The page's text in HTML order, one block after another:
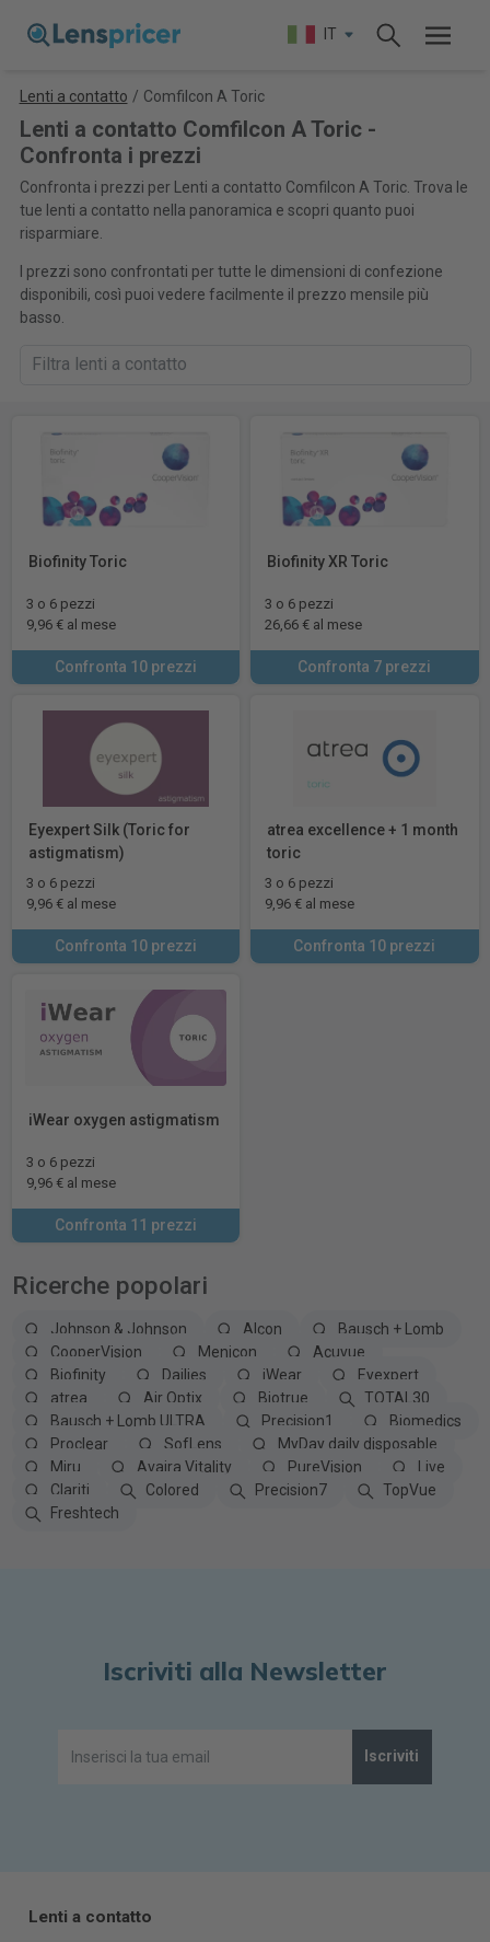
IT
Lenti a contatto / Comfilcon A Toric
Lenti a contatto Comfilcon A Toric -
Confronta i prezzi
Confronta i prezzi per Lenti a contatto Comfilcon A Toric. Trova le
tue lenti a contatto nella panoramica e scopri quanto puoi
risparmiare.
I prezzi sono confrontati per tutte le dimensioni di confezione
disponibili, così puoi vedere facilmente il prezzo mensile più
basso.
Biofinity Toric
3 o 6 pezzi
9,96 € al mese
Confronta 10 prezzi
Biofinity XR Toric
3 o 6 pezzi
26,66 € al mese
Confronta 7 prezzi
Eyexpert Silk (Toric for
astigmatism)
3 o 6 pezzi
9,96 € al mese
Confronta 10 prezzi
atrea excellence + 1 month
toric
3 o 6 pezzi
9,96 € al mese
Confronta 10 prezzi
iWear oxygen astigmatism
3 o 6 pezzi
9,96 € al mese
Confronta 11 prezzi
Ricerche popolari
Johnson & Johnson Alcon
Bausch + Lomb
CooperVision
Menicon
Acuvue
Biofinity
Dailies iWear
Eyexpert
atrea
Air Optix Biotrue
TOTAL30
Bausch + Lomb ULTRA
Precision1
Biomedics
Proclear
SofLens
MyDay daily disposable
Miru
Avaira Vitality PureVision
Live
Clariti
Colored Precision7
TopVue
Freshtech
Iscriviti alla Newsletter
Iscriviti
Lenti a contatto